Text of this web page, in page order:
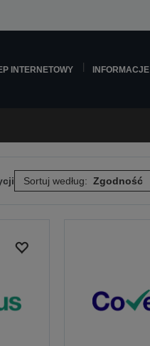
INTERNETOWY INFORMACJE
Sortuj według: